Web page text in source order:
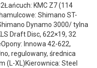
KMC Z7 (114
Shimano ST-
Dynamo 3000/ tylna
Draft Disc, 622×19, 32
Innowa 42-622,
regulowany, średnica
(L-XL)Kierownica: Steel